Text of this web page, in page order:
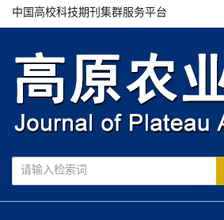
中国高校科技期刊集群服务平台